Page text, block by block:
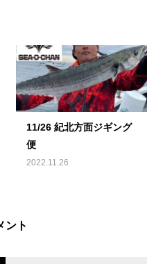
11/26 紀北方面ジギング
便
2022.11.26
ント